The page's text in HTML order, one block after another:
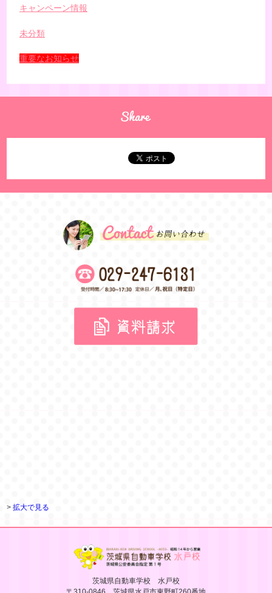
キャンペーン情報
未分類
重要なお知らせ
>拡大で見る
茨城県自動車学校 水戸校